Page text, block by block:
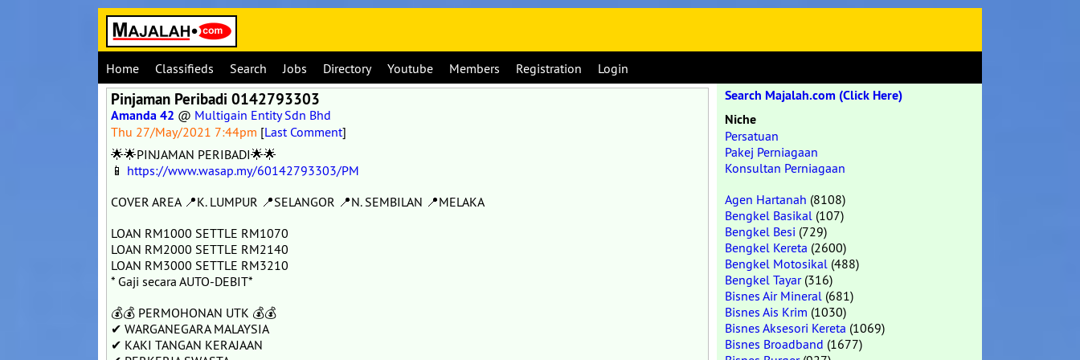
Home Classifieds Search Jobs Directory Youtube Members Registration Login
Pinjaman Peribadi 0142793303
Amanda 42 @ Multigain Entity Sdn Bhd
Thu 27/May/2021 7:44pm [Last Comment]
🌟🌟PINJAMAN PERIBADI🌟🌟
📱 https://www.wasap.my/60142793303/PM
COVER AREA 📍K. LUMPUR 📍SELANGOR 📍N. SEMBILAN 📍MELAKA
LOAN RM1000 SETTLE RM1070
LOAN RM2000 SETTLE RM2140
LOAN RM3000 SETTLE RM3210
* Gaji secara AUTO-DEBIT*
💰💰 PERMOHONAN UTK 💰💰
✔ WARGANEGARA MALAYSIA
✔ KAKI TANGAN KERAJAAN
Search Majalah.com (Click Here)
Niche
Persatuan
Pakej Perniagaan
Konsultan Perniagaan
Agen Hartanah (8108)
Bengkel Basikal (107)
Bengkel Besi (729)
Bengkel Kereta (2600)
Bengkel Motosikal (488)
Bengkel Tayar(316)
Bisnes Air Mineral (681)
Bisnes Ais Krim (1030)
Bisnes Aksesori Kereta (1069)
Bisnes Broadband (1677)